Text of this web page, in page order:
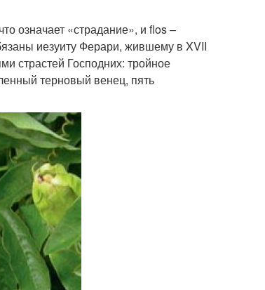
означает «страдание», и flos –
иезуиту Ферари, жившему в XVII
страстей Господних: тройное
терновый венец, пять